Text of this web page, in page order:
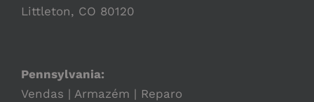
Littleton, CO 80120
Pennsylvania:
Vendas | Armazém | Reparo